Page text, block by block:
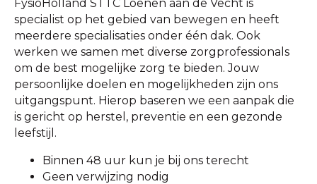
FysioHolland STTC Loenen aan de Vecht is
specialist op het gebied van bewegen en heeft
meerdere specialisaties onder één dak. Ook
werken we samen met diverse zorgprofessionals
om de best mogelijke zorg te bieden. Jouw
persoonlijke doelen en mogelijkheden zijn ons
uitgangspunt. Hierop baseren we een aanpak die
is gericht op herstel, preventie en een gezonde
leefstijl.
Binnen 48 uur kun je bij ons terecht
Geen verwijzing nodig